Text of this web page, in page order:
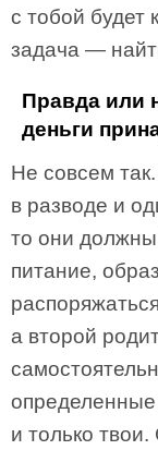
с тобой будет
задача —
Правда или
деньги
Не совсем
в разводе и
то они
питание,
а второй
и только твои.